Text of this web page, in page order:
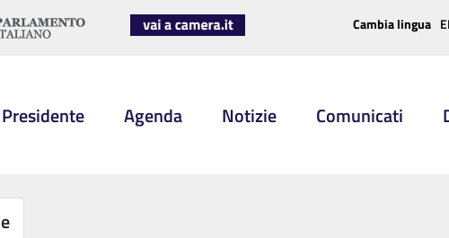
Cambia lingua
Agenda Notizie Comunicati